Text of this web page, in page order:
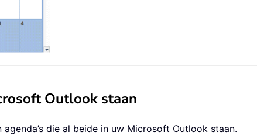
Outlook staan
die al beide in uw Microsoft Outlook staan.